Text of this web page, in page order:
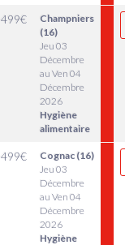
499€
Champniers
(16)
Jeu 03
Décembre
au Ven 04
Décembre
2026
Hygiène
alimentaire
499€
Cognac (16)
Jeu 03
Décembre
au Ven 04
Décembre
2026
Hygiène